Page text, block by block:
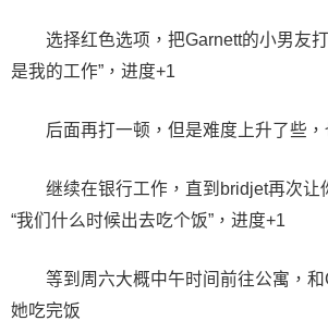
选择红色选项，把Garnett的小男友
是我的工作”，进度+1
后面再打一顿，但是难度上升了些
继续在银行工作，直到bridjet再次让
“我们什么时候出去吃个饭”，进度+1
等到周六大概中午时间前往公寓，
她吃完饭